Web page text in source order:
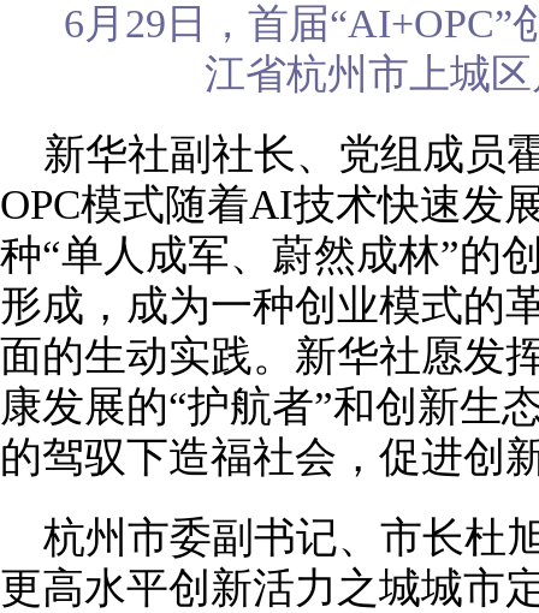
6月29日，首届
江省杭州市上城
新华社副社长、党组成员
OPC模式随着AI技术快速发
种“单人成军、蔚然成林”的
形成，成为一种创业模式的
面的生动实践。新华社愿发
康发展的“护航者”和创新生
的驾驭下造福社会，促进创
杭州市委副书记、市长杜
更高水平创新活力之城城市